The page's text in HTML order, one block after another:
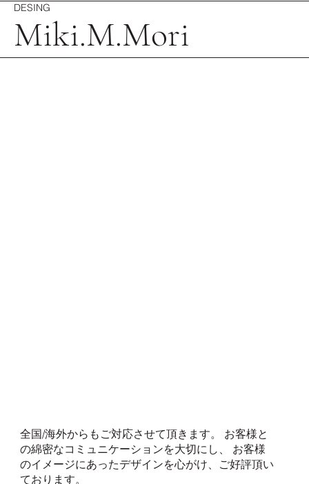
DESING
Miki.M.Mori
全国/海外からもご対応させて頂きます。 お客様と
の綿密なコミュニケーションを大切にし、 お客様
のイメージにあったデザインを心がけ、ご好評頂い
ております。